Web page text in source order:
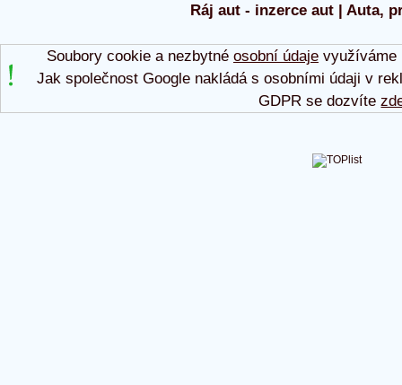
Ráj aut - inzerce aut | Auta,
Soubory cookie a nezbytné osobní údajevyužíváme
Jak společnost Google nakládá s osobními údaji v
GDPR se dozvíte